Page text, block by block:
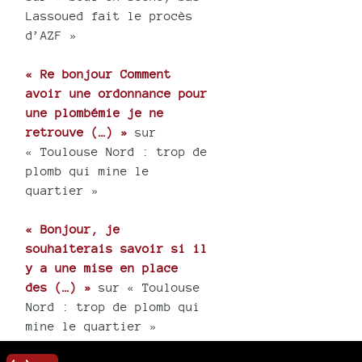
Lassoued fait le procès
d’AZF »
« Re bonjour Comment
avoir une ordonnance pour
une plombémie je ne
retrouve (…) » sur
« Toulouse Nord : trop de
plomb qui mine le
quartier »
« Bonjour, je
souhaiterais savoir si il
y a une mise en place
des (…) » sur « Toulouse
Nord : trop de plomb qui
mine le quartier »